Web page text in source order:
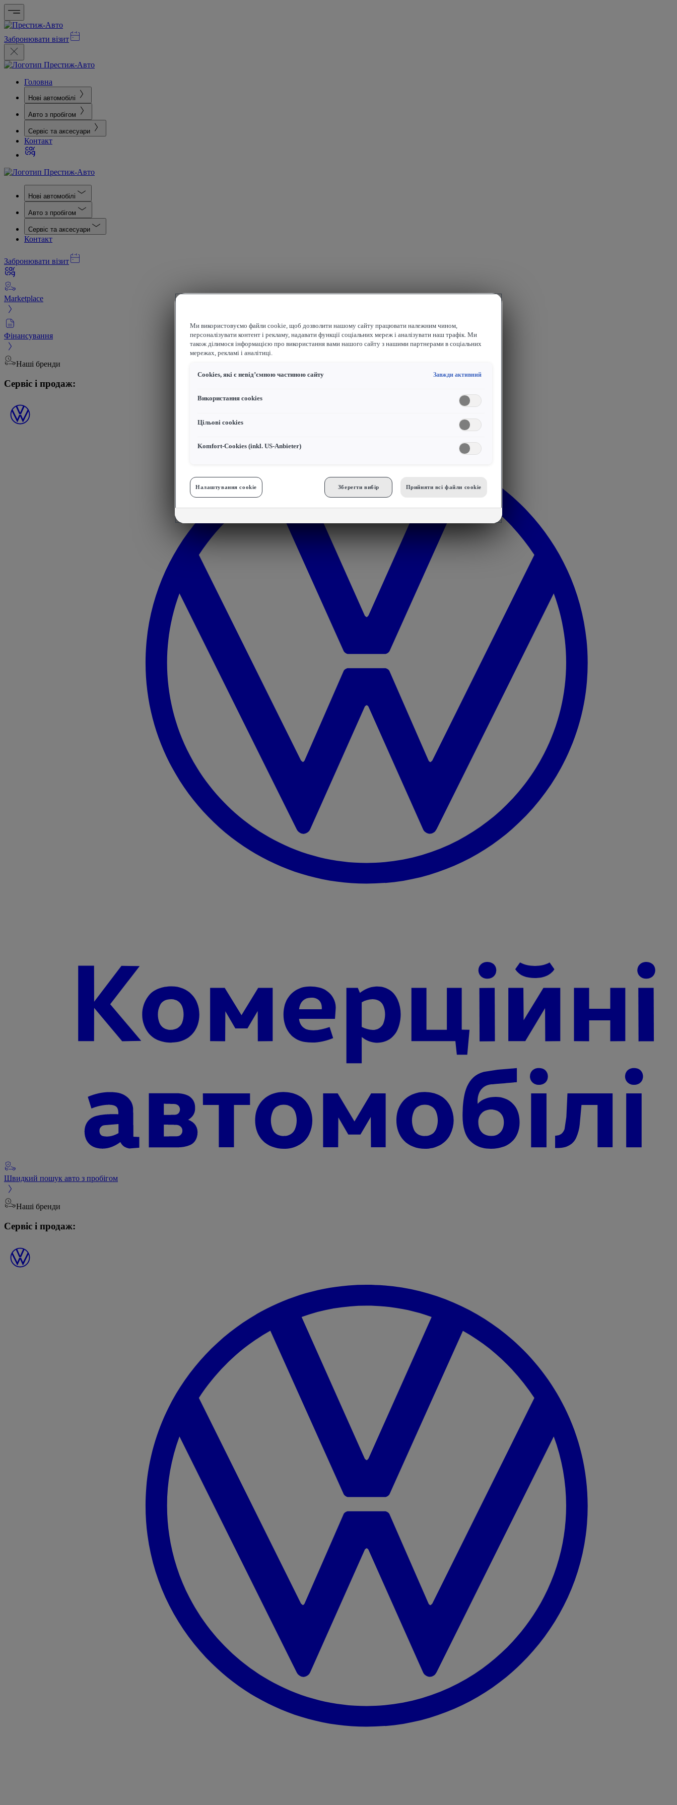
Забронювати візит
Головна
Нові автомобілі
Авто з пробігом
Сервіс та аксесуари
Контакт
Нові автомобілі
Авто з пробігом
Сервіс та аксесуари
Контакт
Забронювати візит
Marketplace
Фінансування
Наші бренди
Сервіс і продаж:
Швидкий пошук авто з пробігом
Наші бренди
Сервіс і продаж:
Ми використовуємо файли cookie, щоб дозволити нашому сайту працювати належним чином,
персоналізувати контент і рекламу, надавати функції соціальних мереж і аналізувати наш трафік. Ми
також ділимося інформацією про використання вами нашого сайту з нашими партнерами в соціальних
мережах, рекламі і аналітиці.
Сookies, які є невід’ємною частиною сайту Завжди активний
Використання cookies
Цільові сookies
Komfort-Cookies (inkl. US-Anbieter)
Налаштування cookie Зберегти вибір Прийняти всі файли сookie